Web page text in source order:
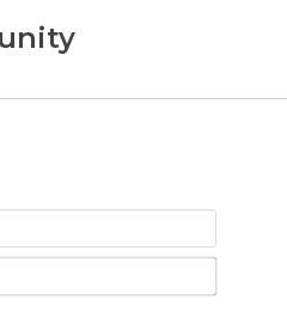
Nome
Email*